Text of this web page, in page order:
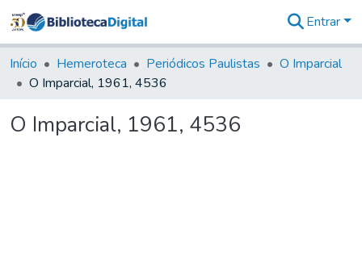
&
Coleções
Tudo na
Digital
Entrar
Início Hemeroteca Periódicos Paulistas
O Imparcial
O Imparcial, 1961, 4536
O Imparcial, 1961, 4536